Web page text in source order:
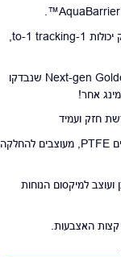
שישה מקשים מובנים עם מתגים מסוג Next-gen Golden Micro IP54 שנבדקו
משטחי החלקה ייחודיים בחלקו התחתון של העכבר העשויים PTFE, מעוצבים להחלקה
ועוצב למיקסום הנוחות
קצות האצבעות.